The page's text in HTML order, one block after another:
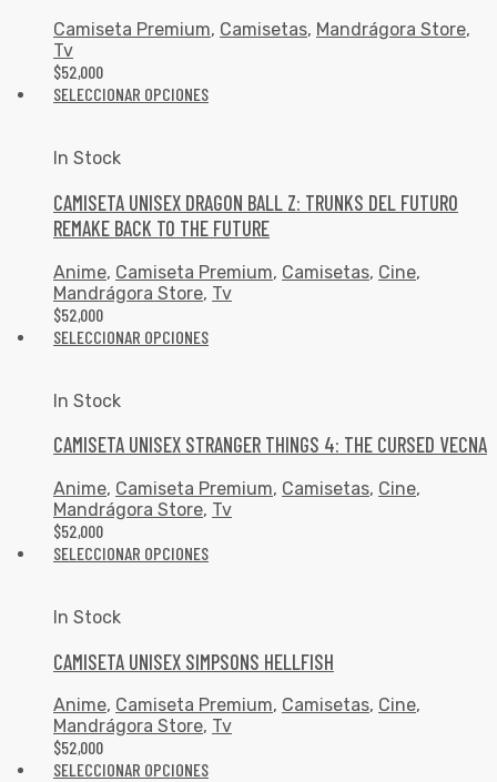
Camiseta Premium, Camisetas, Mandrágora Store,
Tv
$52,000
SELECCIONAR OPCIONES
In Stock
CAMISETA UNISEX DRAGON BALL Z: TRUNKS DEL FUTURO
REMAKE BACK TO THE FUTURE
Anime, Camiseta Premium, Camisetas, Cine,
Mandrágora Store, Tv
$52,000
SELECCIONAR OPCIONES
In Stock
CAMISETA UNISEX STRANGER THINGS 4: THE CURSED VECNA
Anime, Camiseta Premium, Camisetas, Cine,
Mandrágora Store, Tv
$52,000
SELECCIONAR OPCIONES
In Stock
CAMISETA UNISEX SIMPSONS HELLFISH
Anime, Camiseta Premium, Camisetas, Cine,
Mandrágora Store, Tv
$52,000
SELECCIONAR OPCIONES